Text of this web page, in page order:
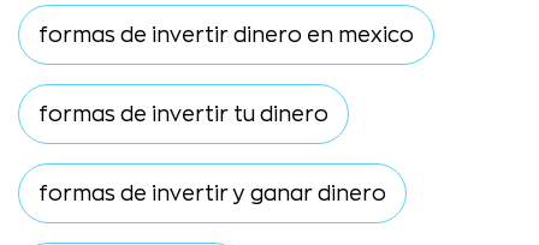
formas de invertir dinero en mexico
formas de invertir tu dinero
formas de invertir y ganar dinero